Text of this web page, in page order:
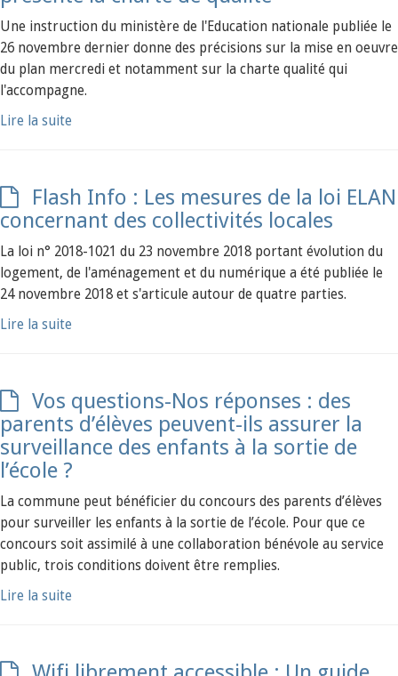
Une instruction du ministère de l'Education nationale publiée le
26 novembre dernier donne des précisions sur la mise en oeuvre
du plan mercredi et notamment sur la charte qualité qui
l'accompagne.
Lire la suite
Flash Info : Les mesures de la loi ELAN
concernant des collectivités locales
La loi n° 2018-1021 du 23 novembre 2018 portant évolution du
logement, de l'aménagement et du numérique a été publiée le
24 novembre 2018 et s'articule autour de quatre parties.
Lire la suite
Vos questions-Nos réponses : des
parents d’élèves peuvent-ils assurer la
surveillance des enfants à la sortie de
l’école ?
La commune peut bénéficier du concours des parents d’élèves
pour surveiller les enfants à la sortie de l’école. Pour que ce
concours soit assimilé à une collaboration bénévole au service
public, trois conditions doivent être remplies.
Lire la suite